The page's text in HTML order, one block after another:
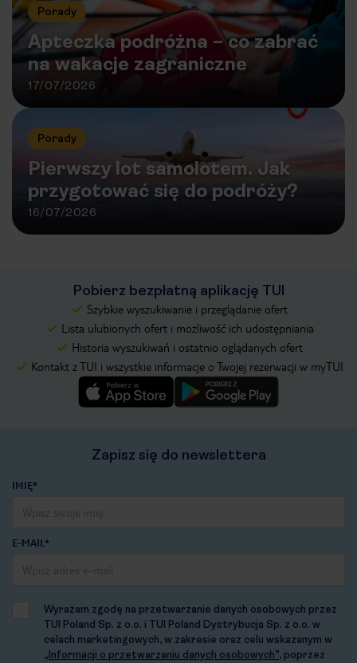
Porady
Apteczka podróżna – co zabrać
na wakacje zagraniczne
17/07/2026
Porady
Pierwszy lot samolotem. Jak
przygotować się do podróży?
16/07/2026
Pobierz bezpłatną aplikację TUI
Szybkie wyszukiwanie i przeglądanie ofert
Lista ulubionych ofert i możliwość ich udostępniania
Historia wyszukiwań i ostatnio oglądanych ofert
Kontakt z TUI i wszystkie informacje o Twojej rezerwacji w myTUI
Zapisz się do newslettera
IMIĘ*
E-MAIL*
Wyrażam zgodę na przetwarzanie danych osobowych przez
TUI Poland Sp. z o.o. i TUI Poland Dystrybucja Sp. z o.o. w
celach marketingowych, w zakresie oraz celu wskazanym w
„Informacji o przetwarzaniu danych osobowych”, poprzez